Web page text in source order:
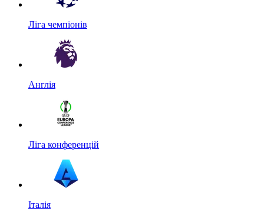
Ліга чемпіонів
Англія
Ліга конференцій
Італія